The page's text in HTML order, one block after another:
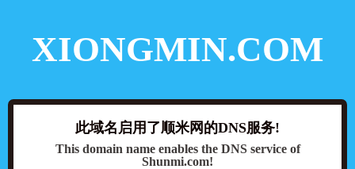
XIONGMIN.COM
此域名启用了顺米网的DNS服务!
This domain name enables the DNS service of
Shunmi.com!